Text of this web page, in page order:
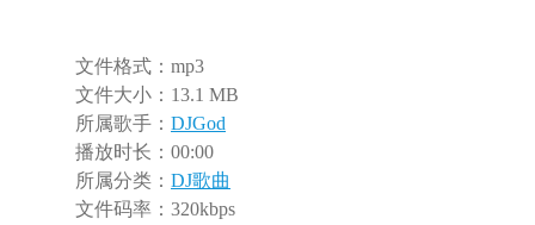
文件格式： mp3
文件大小： 13.1 MB
所属歌手： DJGod
播放时长： 00:00
所属分类： DJ歌曲
文件码率： 320kbps